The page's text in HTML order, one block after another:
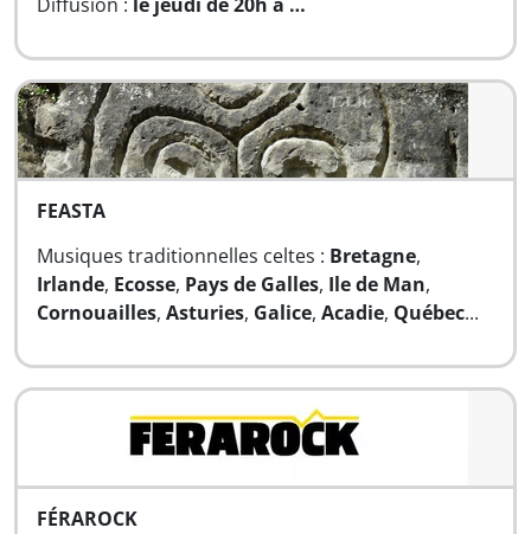
FEASTA
Musiques traditionnelles celtes : Bretagne,
Irlande, Ecosse, Pays de Galles, Ile de Man,
Cornouailles, Asturies, Galice, Acadie, Québec...
FÉRAROCK